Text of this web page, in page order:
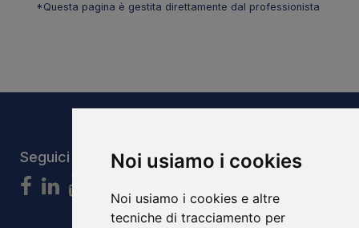
Noi usiamo i cookies
Noi usiamo i cookies e altre
tecniche di tracciamento per
*Questa pagina è gestita direttamente dal professionista
Seguici